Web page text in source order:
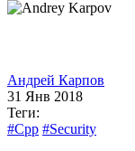
Андрей Карпов
31 Янв 2018
Теги:
#Cpp #Security